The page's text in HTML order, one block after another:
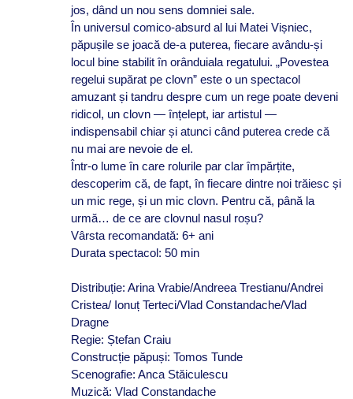
jos, dând un nou sens domniei sale.
În universul comico-absurd al lui Matei Vișniec,
păpușile se joacă de-a puterea, fiecare avându-și
locul bine stabilit în orânduiala regatului. „Povestea
regelui supărat pe clovn” este o un spectacol
amuzant și tandru despre cum un rege poate deveni
ridicol, un clovn — înțelept, iar artistul —
indispensabil chiar și atunci când puterea crede că
nu mai are nevoie de el.
Într-o lume în care rolurile par clar împărțite,
descoperim că, de fapt, în fiecare dintre noi trăiesc și
un mic rege, și un mic clovn. Pentru că, până la
urmă… de ce are clovnul nasul roșu?
Vârsta recomandată: 6+ ani
Durata spectacol: 50 min
Distribuție: Arina Vrabie/Andreea Trestianu/Andrei
Cristea/ Ionuț Terteci/Vlad Constandache/Vlad
Dragne
Regie: Ștefan Craiu
Construcție păpuși: Tomos Tunde
Scenografie: Anca Stăiculescu
Muzică: Vlad Constandache